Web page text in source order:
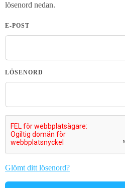
lösenord nedan.
E-POST
LÖSENORD
Glömt ditt lösenord?